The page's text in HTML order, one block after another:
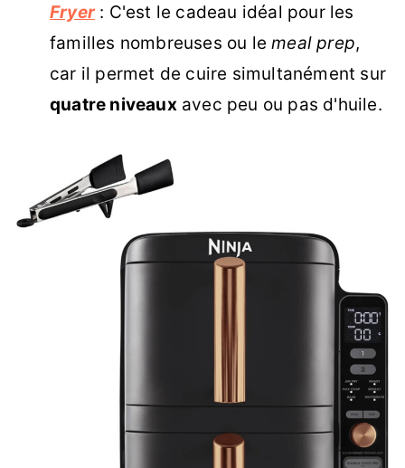
Fryer: C'est le cadeau idéal pour les
familles nombreuses ou lemeal prep,
car il permet de cuire simultanément sur
quatre niveauxavec peu ou pas d'huile.